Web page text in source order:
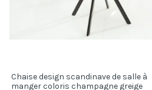
Chaise design scandinave de salle à
manger coloris champagne greige